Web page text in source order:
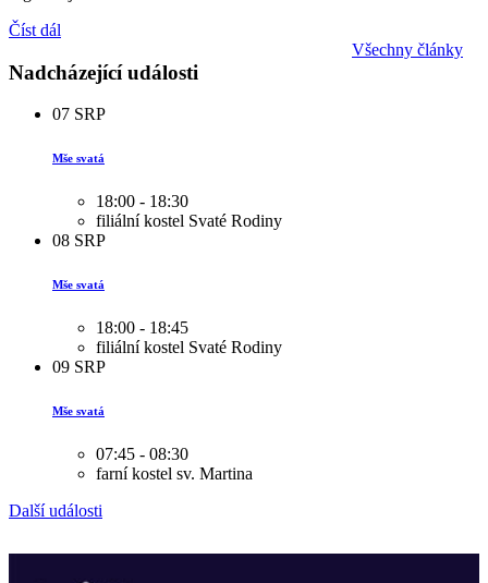
Číst dál
Všechny články
Nadcházející události
07 SRP
Mše svatá
18:00 - 18:30
filiální kostel Svaté Rodiny
08 SRP
Mše svatá
18:00 - 18:45
filiální kostel Svaté Rodiny
09 SRP
Mše svatá
07:45 - 08:30
farní kostel sv. Martina
Další události